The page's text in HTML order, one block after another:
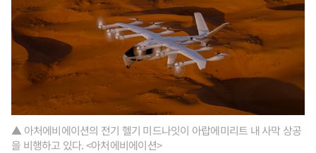
▲ 아처에비에이션의 전기 헬기 미드나잇이 아랍에미리트 내 사막 상공
을 비행하고 있다. <아처에비에이션>